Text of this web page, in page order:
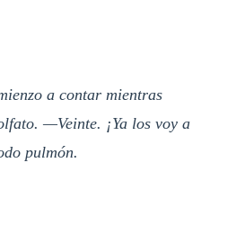
a contar mientras
—Veinte. ¡Ya los voy a
pulmón.